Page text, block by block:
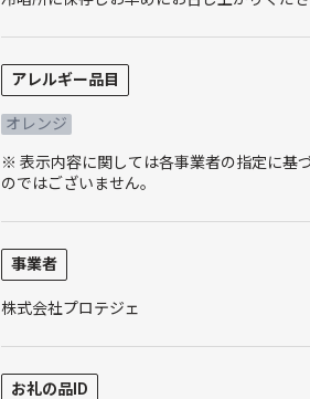
アレルギー品目
オレンジ
※ 表示内容に関しては各事業者の指定に基
のではございません。
事業者
株式会社プロテジェ
お礼の品ID